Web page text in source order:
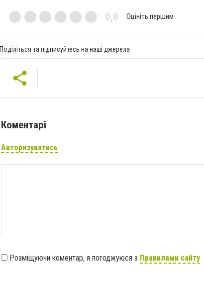
0,0 Оцініть першим
Поділіться та підписуйтесь на наші джерела
Коментарі
Авторизуватись
Розміщуючи коментар, я погоджуюся з Правилами сайту